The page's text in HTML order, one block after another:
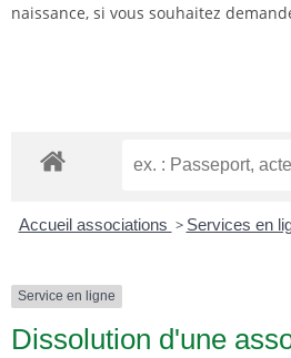
naissance, si vous souhaitez
Accueil associations > Services en
Service en ligne
Dissolution d'une